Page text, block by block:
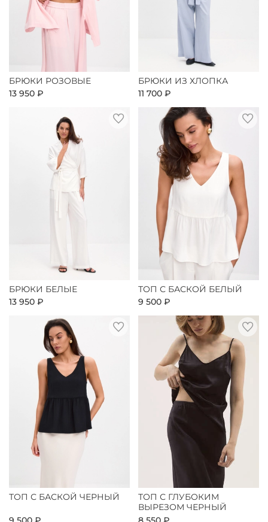
БРЮКИ РОЗОВЫЕ
13 950 ₽
БРЮКИ ИЗ ХЛОПКА
11 700 ₽
БРЮКИ БЕЛЫЕ
13 950 ₽
ТОП С БАСКОЙ БЕЛЫЙ
9 500 ₽
ТОП С БАСКОЙ ЧЕРНЫЙ
ТОП С ГЛУБОКИМ
ВЫРЕЗОМ ЧЕРНЫЙ